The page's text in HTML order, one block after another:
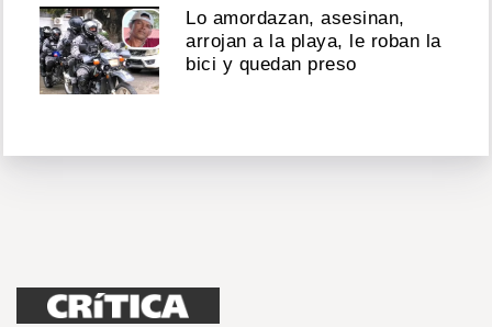
Lo amordazan, asesinan,
arrojan a la playa, le roban la
bici y quedan preso